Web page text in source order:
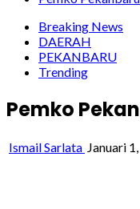
Breaking News
DAERAH
PEKANBARU
Trending
Pemko
Ismail Sarlata Januari